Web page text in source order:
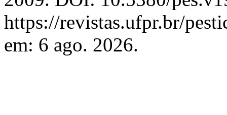
https://revistas.ufpr.br/
em: 6 ago. 2026.